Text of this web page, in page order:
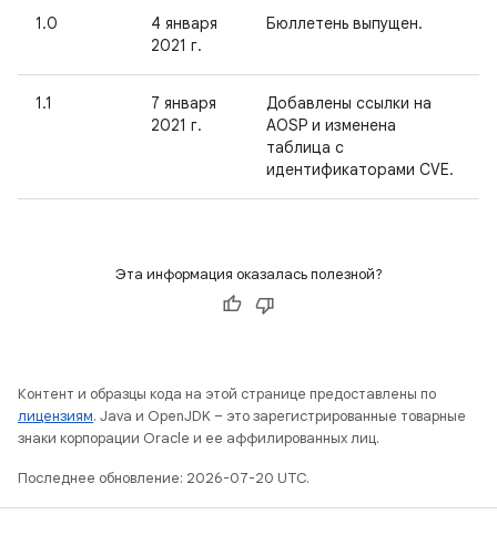
1.0
4 января
2021 г.
Бюллетень выпущен.
1.1
7 января
2021 г.
Добавлены ссылки на
AOSP и изменена
таблица с
идентификаторами CVE.
Эта информация оказалась полезной?
Контент и образцы кода на этой странице предоставлены по
лицензиям. Java и OpenJDK – это зарегистрированные товарные
знаки корпорации Oracle и ее аффилированных лиц.
Последнее обновление: 2026-07-20 UTC.